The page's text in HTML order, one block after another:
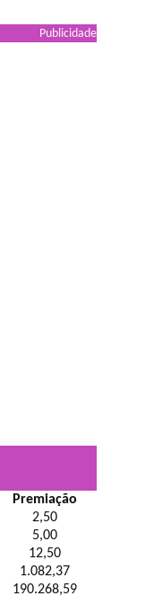
Publicidade
Premiação
2,50
5,00
12,50
1.082,37
190.268,59